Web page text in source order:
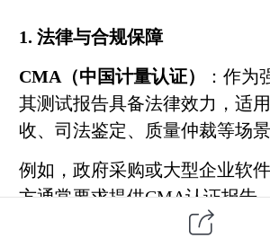
1. 法律与合规保障
CMA（中国计量认证）
：作为
其测试报告具备法律效力，适
收、司法鉴定、质量仲裁等场景
例如，政府采购或大型企业软
方通常要求提供CMA认证报告
为法律证据或质量评价依据。